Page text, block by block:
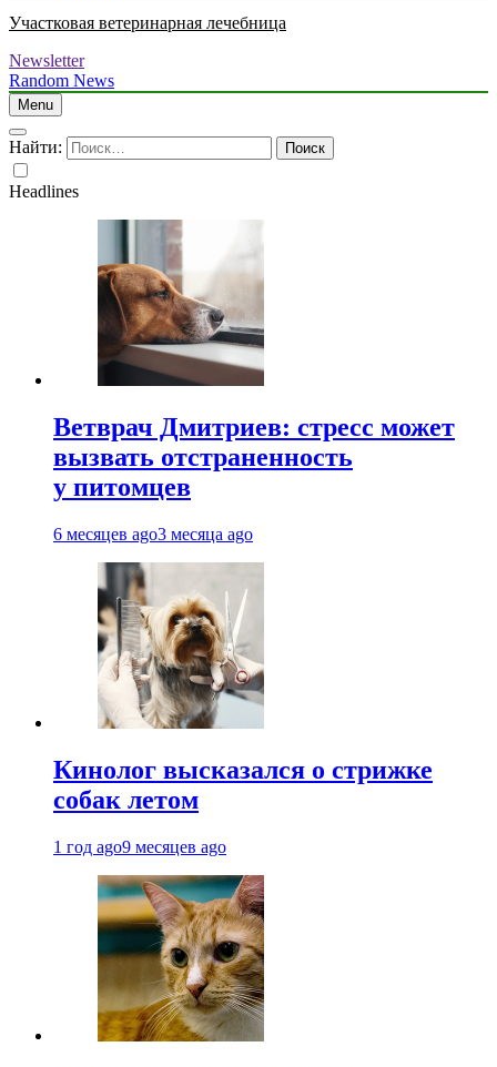
Участковая ветеринарная лечебница
Newsletter
Random News
Menu
Найти:
Headlines
Ветврач Дмитриев: стресс может
вызвать отстраненность
у питомцев
6 месяцев ago3 месяца ago
Кинолог высказался о стрижке
собак летом
1 год ago9 месяцев ago